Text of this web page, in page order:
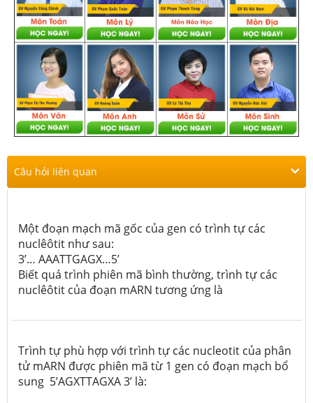
Câu hỏi liên quan
Một đoạn mạch mã gốc của gen có trình tự các
nuclêôtit như sau:
3’… AAATTGAGX…5’
Biết quá trình phiên mã bình thường, trình tự các
nuclêôtit của đoạn mARN tương ứng là
Trình tự phù hợp với trình tự các nucleotit của phân
tử mARN được phiên mã từ 1 gen có đoạn mạch bổ
sung 5’AGXTTAGXA 3’ là: